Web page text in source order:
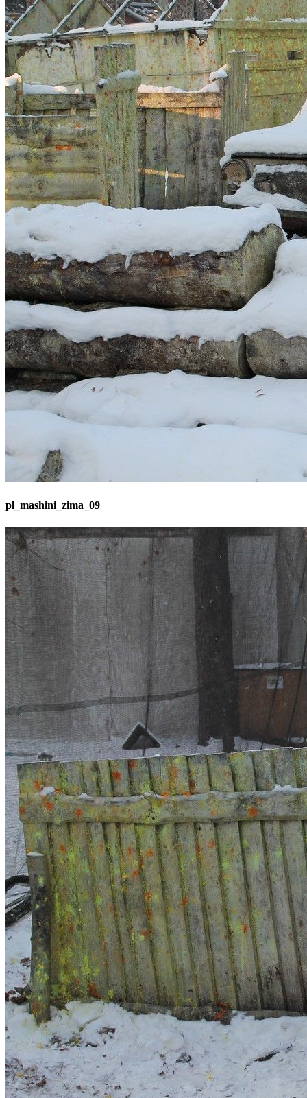
pl_mashini_zima_09